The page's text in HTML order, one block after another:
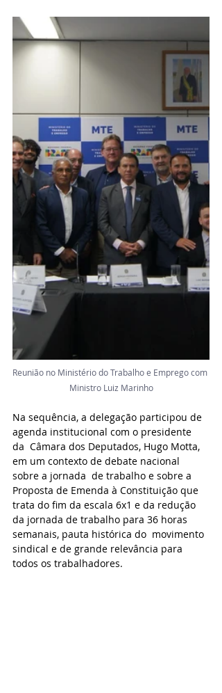
Reunião no Ministério do Trabalho e Emprego com
Ministro Luiz Marinho
Na sequência, a delegação participou de
agenda institucional com o presidente
da  Câmara dos Deputados, Hugo Motta,
em um contexto de debate nacional
sobre a jornada  de trabalho e sobre a
Proposta de Emenda à Constituição que
trata do fim da escala 6x1 e da redução
da jornada de trabalho para 36 horas
semanais, pauta histórica do  movimento
sindical e de grande relevância para
todos os trabalhadores.